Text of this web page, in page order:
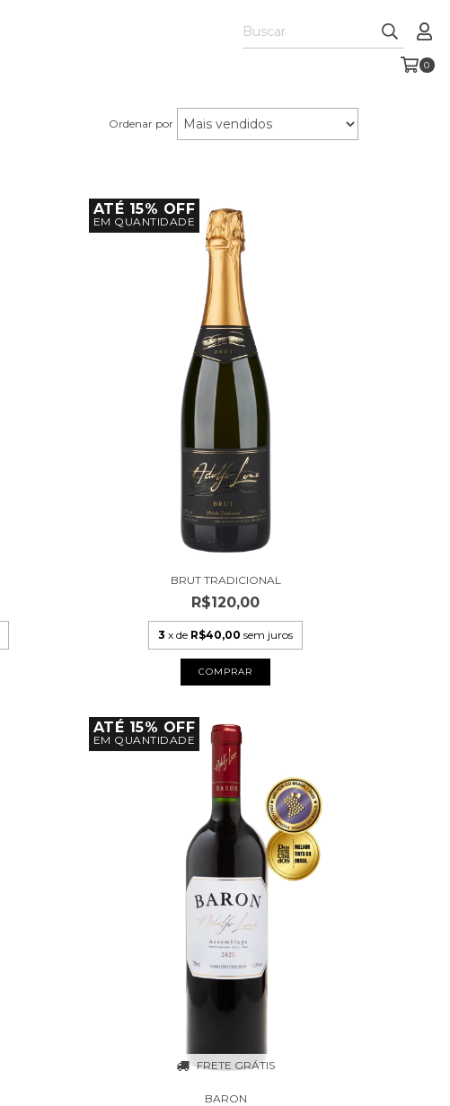
0
Ordenar por
ATÉ 15% OFF
EM QUANTIDADE
BRUT TRADICIONAL
R$120,00
3 x de R$40,00 sem juros
ATÉ 15% OFF
EM QUANTIDADE
FRETE GRÁTIS
BARON